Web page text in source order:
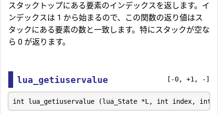
スタックトップにある要素のインデックスを返します。イ
ンデックスは 1 から始まるので、この関数の返り値はス
タックにある要素の数と一致します。特にスタックが空な
ら 0 が返ります。
lua_getiuservalue [-0, +1, -]